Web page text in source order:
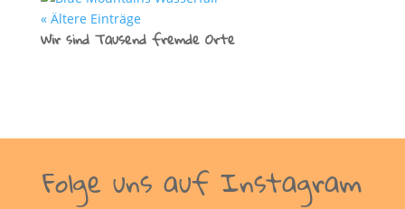
« Ältere Einträge
Wir sind Tausend fremde Orte
Folge uns auf Instagram